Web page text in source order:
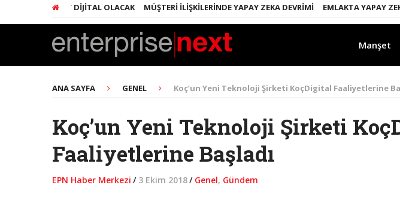
HER ŞEY DIJITAL OLACAK MÜŞTERI İLIŞKILERINDE YAPAY ZEKA DEVRIMI EMLAKTA YAPAY ZEKA VE
Manşet
ANA SAYFA GENEL Koç’un Yeni Teknoloji Şirketi KoçDigital Faaliyetlerine
Koç’un Yeni Teknoloji Şirketi
Faaliyetlerine Başladı
EPN Haber Merkezi / 3 Ekim 2018/ Genel, Gündem